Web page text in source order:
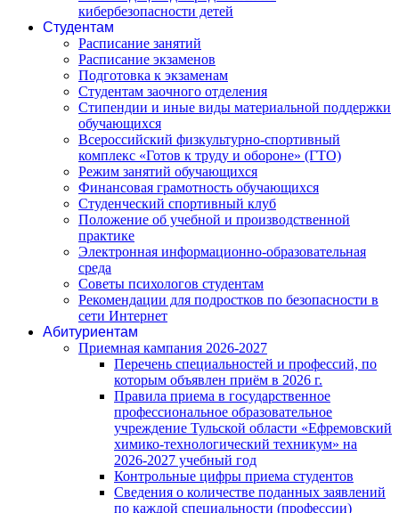
кибербезопасности детей
Студентам
Расписание занятий
Расписание экзаменов
Подготовка к экзаменам
Студентам заочного отделения
Стипендии и иные виды материальной поддержки
обучающихся
Всероссийский физкультурно-спортивный
комплекс «Готов к труду и обороне» (ГТО)
Режим занятий обучающихся
Финансовая грамотность обучающихся
Студенческий спортивный клуб
Положение об учебной и производственной
практике
Электронная информационно-образовательная
среда
Советы психологов студентам
Рекомендации для подростков по безопасности в
сети Интернет
Абитуриентам
Приемная кампания 2026-2027
Перечень специальностей и профессий, по
которым объявлен приём в 2026 г.
Правила приема в государственное
профессиональное образовательное
учреждение Тульской области «Ефремовский
химико-технологический техникум» на
2026-2027 учебный год
Контрольные цифры приема студентов
Сведения о количестве поданных заявлений
по каждой специальности (профессии)